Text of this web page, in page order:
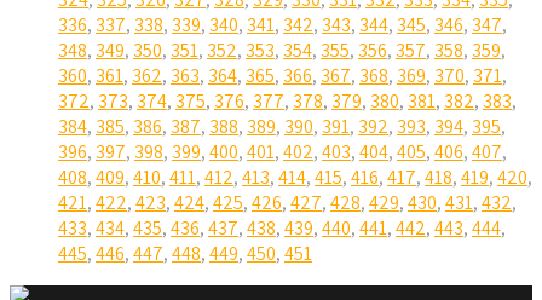
336, 337, 338, 339, 340, 341, 342, 343, 344, 345, 346, 347,
348, 349, 350, 351, 352, 353, 354, 355, 356, 357, 358, 359,
360, 361, 362, 363, 364, 365, 366, 367, 368, 369, 370, 371,
372, 373, 374, 375, 376, 377, 378, 379, 380, 381, 382, 383,
384, 385, 386, 387, 388, 389, 390, 391, 392, 393, 394, 395,
396, 397, 398, 399,400,401,402,403,404,405,406,407,
408,409,410,411,412,413,414,415,416,417,418,419,420,
421,422,423,424,425,426,427,428,429,430,431,432,
433,434,435,436,437,438,439,440,441,442,443,444,
445,446,447,448,449,450,451